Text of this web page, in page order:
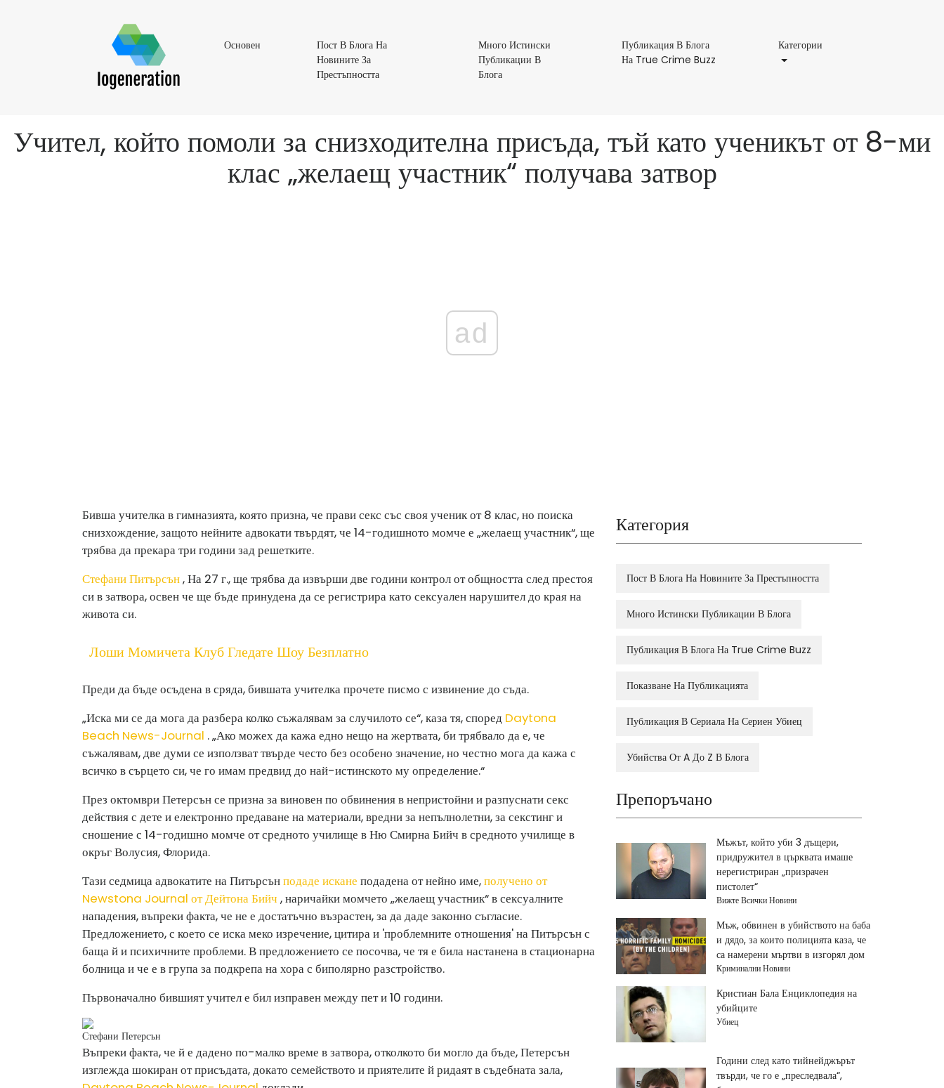
ОсновенОсновен
Пост В Блога На
Новините За
ПрестъпносттаПост
За
Престъпността
Много Истински
Публикации В
БлогаМного
Публикация В Блога
На True Crime Buzz
Buzz
Категории
Учител, който помоли за снизходителна присъда, тъй като ученикът от 8-ми
клас „желаещ участник“ получава затвор
ad
Бивша учителка в гимназията, която призна, че прави секс със своя ученик от 8 клас, но поиска
снизхождение, защото нейните адвокати твърдят, че 14-годишното момче е „желаещ участник“, ще
трябва да прекара три години зад решетките.
Стефани Питърсън, На 27 г., ще трябва да извърши две години контрол от общността след престоя
си в затвора, освен че ще бъде принудена да се регистрира като сексуален нарушител до края на
живота си.
Лоши Момичета Клуб Гледате Шоу Безплатно
Преди да бъде осъдена в сряда, бившата учителка прочете писмо с извинение до съда.
„Иска ми се да мога да разбера колко съжалявам за случилото се“, каза тя, според Daytona
Beach News-Journal . „Ако можех да кажа едно нещо на жертвата, би трябвало да е, че
съжалявам, две думи се използват твърде често без особено значение, но честно мога да кажа с
всичко в сърцето си, че го имам предвид до най-истинското му определение.“
През октомври Петерсън се призна за виновен по обвинения в непристойни и разпуснати секс
действия с дете и електронно предаване на материали, вредни за непълнолетни, за секстинг и
сношение с 14-годишно момче от средното училище в Ню Смирна Бийч в средното училище в
окръг Волусия, Флорида.
Тази седмица адвокатите на Питърсънподаде искане подадена от нейно име,получено от
Newstona Journal от Дейтона Бийч , наричайки момчето „желаещ участник“ в сексуалните
нападения, въпреки факта, че не е достатъчно възрастен, за да даде законно съгласие.
Предложението, с което се иска меко изречение, цитира и 'проблемните отношения' на Питърсън с
баща й и психичните проблеми. В предложението се посочва, че тя е била настанена в стационарна
болница и че е в група за подкрепа на хора с биполярно разстройство.
Първоначално бившият учител е бил изправен между пет и 10 години.
Стефани Петерсън
Въпреки факта, че й е дадено по-малко време в затвора, отколкото би могло да бъде, Петерсън
изглежда шокиран от присъдата, докато семейството и приятелите й ридаят в съдебната зала,
Категория
Пост В Блога На Новините За Престъпността
Много Истински Публикации В Блога
Публикация В Блога На True Crime Buzz
Показване На Публикацията
Публикация В Сериала На Сериен Убиец
Убийства От A До Z В Блога
Препоръчано
Мъжът, който уби 3 дъщери,
придружител в църквата имаше
нерегистриран „призрачен
пистолет“
Вижте Всички Новини
Мъж, обвинен в убийството на баба
и дядо, за които полицията каза, че
са намерени мъртви в изгорял дом
Криминални Новини
Кристиан Бала Енциклопедия на
убийците
Убиец
Години след като тийнейджърът
твърди, че го е „преследвала“,